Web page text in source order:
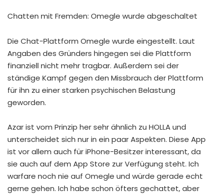
Chatten mit Fremden: Omegle wurde abgeschaltet
Die Chat-Plattform Omegle wurde eingestellt. Laut
Angaben des Gründers hingegen sei die Plattform
finanziell nicht mehr tragbar. Außerdem sei der
ständige Kampf gegen den Missbrauch der Plattform
für ihn zu einer starken psychischen Belastung
geworden.
Azar ist vom Prinzip her sehr ähnlich zu HOLLA und
unterscheidet sich nur in ein paar Aspekten. Diese App
ist vor allem auch für iPhone-Besitzer interessant, da
sie auch auf dem App Store zur Verfügung steht. Ich
warfare noch nie auf Omegle und würde gerade echt
gerne gehen. Ich habe schon öfters gechattet, aber